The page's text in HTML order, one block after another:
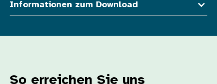
Informationen zum Download
So erreichen Sie uns